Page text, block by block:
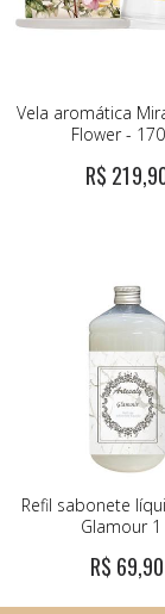
Vela aromática
Flower -
R$
Refil sabonete
Glamour 1
R$ 69,90